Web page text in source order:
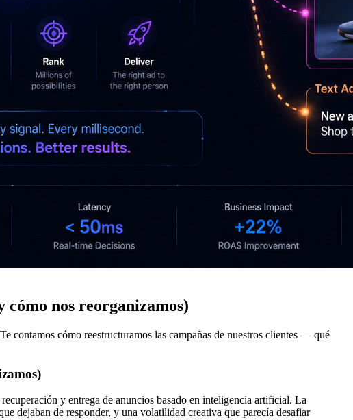
nos reorganizamos)
contamos cómo reestructuramos las campañas de nuestros clientes — qué
recuperación y entrega de anuncios basado en inteligencia artificial. La
dejaban de responder, y una volatilidad creativa que parecía desafiar